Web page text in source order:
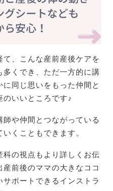
、こんな産前産後ケアを
くでき、ただ一方的に講
同じ思いをもった仲間と
いいところです♪
や仲間とつながっている
くこともできます。
の視点もより詳しくお伝
前後のママの大きなココ
ポートできるインストラ